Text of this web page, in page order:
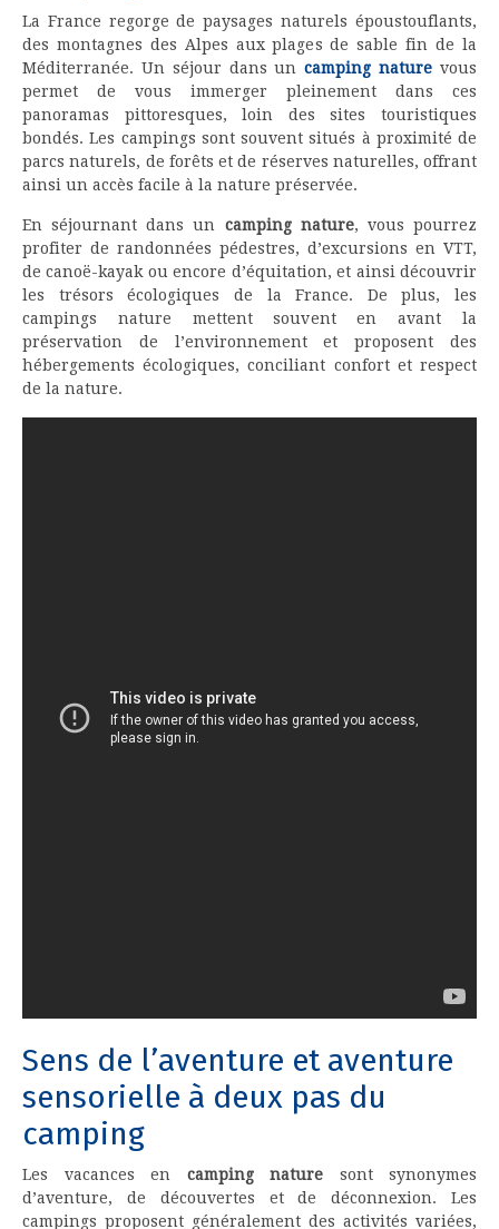
La France regorge de paysages naturels époustouflants,
des montagnes des Alpes aux plages de sable fin de la
Méditerranée. Un séjour dans uncamping nature vous
permet de vous immerger pleinement dans ces
panoramas pittoresques, loin des sites touristiques
bondés. Les campings sont souvent situés à proximité de
parcs naturels, de forêts et de réserves naturelles, offrant
ainsi un accès facile à la nature préservée.
En séjournant dans un camping nature, vous pourrez
profiter de randonnées pédestres, d’excursions en VTT,
de canoë-kayak ou encore d’équitation, et ainsi découvrir
les trésors écologiques de la France. De plus, les
campings nature mettent souvent en avant la
préservation de l’environnement et proposent des
hébergements écologiques, conciliant confort et respect
de la nature.
Sens de l’aventure et aventure
sensorielle à deux pas du
camping
Les vacances en camping nature sont synonymes
d’aventure, de découvertes et de déconnexion. Les
campings proposent généralement des activités variées,